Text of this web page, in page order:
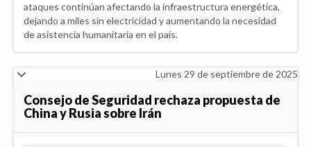
ataques continúan afectando la infraestructura energética,
dejando a miles sin electricidad y aumentando la necesidad
de asistencia humanitaria en el país.
Lunes 29 de septiembre de 2025
Consejo de Seguridad rechaza propuesta de
China y Rusia sobre Irán